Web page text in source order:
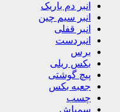
انبر دم باریک
انبر سیم چین
انبر قفلی
انبردست
برس
بکس ریلی
پیچ گوشتی
جعبه بکس
چسب
سمپاش